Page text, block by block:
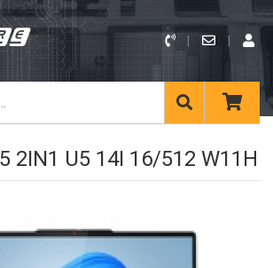
2IN1 U5 14I 16/512 W11H